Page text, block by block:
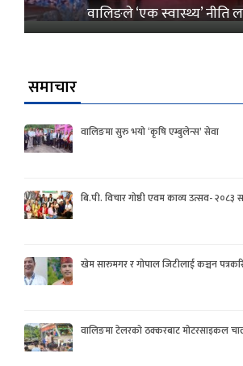
वालिङले ‘एक स्वास्थ्य’ नीति
समाचार
वालिङमा सुरु भयो ‘कृषि एम्बुलेन्स’ सेवा
बि.पी. विचार गोष्ठी एवम काव्य उत्सव- २०८३
खेम सारुमगर र गोपाल जिटीलाई कञ्चन
वालिङमा टेलरको ठक्करबाट मोटरसाइकल